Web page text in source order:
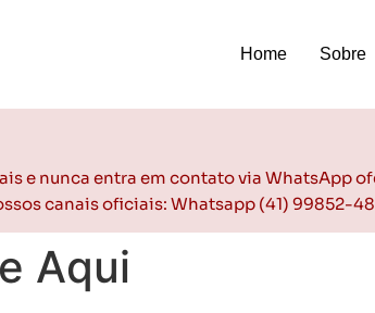
Home Sobre
e nunca entra em contato via WhatsApp
canais oficiais: Whatsapp (41) 99852-
Aqui